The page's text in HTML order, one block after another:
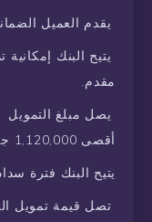
يقدم العميل
يتيح البنك
مقدم.
أقصى 1,120,000 جنيه).
يتيح البنك فترة سداد حتى
تصل قيمة تمويل